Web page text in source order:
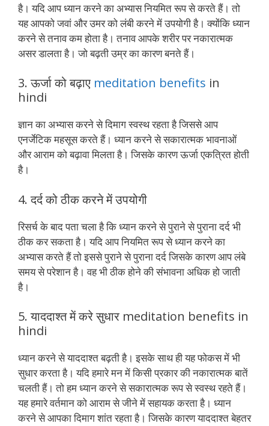
है। यदि आप ध्यान करने का अभ्यास नियमित रूप से करते हैं। तो
यह आपको जवां और उमर को लंबी करने में उपयोगी है। क्योंकि ध्यान
करने से तनाव कम होता है। तनाव आपके शरीर पर नकारात्मक
असर डालता है। जो बढ़ती उम्र का कारण बनते हैं।
3. ऊर्जा को बढ़ाए meditation benefits in
hindi
ज्ञान का अभ्यास करने से दिमाग स्वस्थ रहता है जिससे आप
एनर्जेटिक महसूस करते हैं। ध्यान करने से सकारात्मक भावनाओं
और आराम को बढ़ावा मिलता है। जिसके कारण ऊर्जा एकत्रित होती
है।
4. दर्द को ठीक करने में उपयोगी
रिसर्च के बाद पता चला है कि ध्यान करने से पुराने से पुराना दर्द भी
ठीक कर सकता है। यदि आप नियमित रूप से ध्यान करने का
अभ्यास करते हैं तो इससे पुराने से पुराना दर्द जिसके कारण आप लंबे
समय से परेशान है। वह भी ठीक होने की संभावना अधिक हो जाती
है।
5. याददाश्त में करे सुधार meditation benefits in
hindi
ध्यान करने से याददाश्त बढ़ती है। इसके साथ ही यह फोकस में भी
सुधार करता है। यदि हमारे मन में किसी प्रकार की नकारात्मक बातें
चलती हैं। तो हम ध्यान करने से सकारात्मक रूप से स्वस्थ रहते हैं।
यह हमारे वर्तमान को आराम से जीने में सहायक करता है। ध्यान
करने से आपका दिमाग शांत रहता है। जिसके कारण याददाश्त बेहतर